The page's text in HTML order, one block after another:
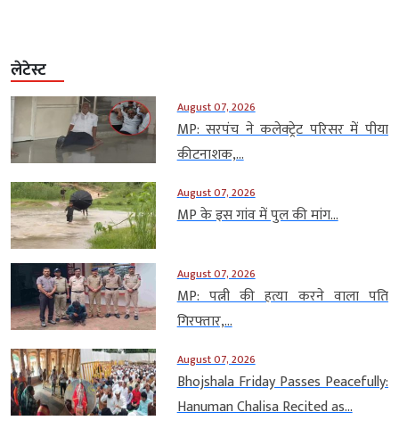
लेटेस्ट
August 07, 2026
MP: सरपंच ने कलेक्ट्रेट परिसर में पीया
कीटनाशक,...
August 07, 2026
MP के इस गांव में पुल की मांग...
August 07, 2026
MP: पत्नी की हत्या करने वाला पति
गिरफ्तार,...
August 07, 2026
Bhojshala Friday Passes Peacefully:
Hanuman Chalisa Recited as...